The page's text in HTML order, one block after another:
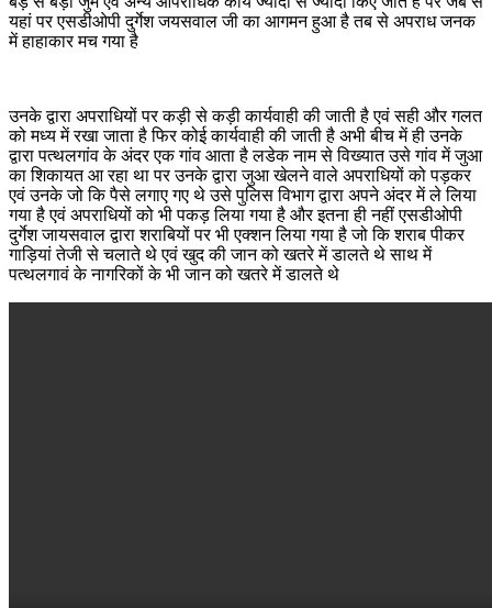
यहां पर एसडीओपी दुर्गेश जयसवाल जी का आगमन हुआ है तब से अपराध जनक
में हाहाकार मच गया है ‌
उनके द्वारा अपराधियों पर कड़ी से कड़ी कार्यवाही की जाती है एवं सही और गलत
को मध्य में रखा जाता है फिर कोई कार्यवाही की जाती है अभी बीच में ही उनके
द्वारा पत्थलगांव के अंदर एक गांव आता है लडेक नाम से विख्यात उसे गांव में जुआ
का शिकायत आ रहा था पर उनके द्वारा जुआ खेलने वाले अपराधियों को पड़कर
एवं उनके जो कि पैसे लगाए गए थे उसे पुलिस विभाग द्वारा अपने अंदर में ले लिया
गया है एवं अपराधियों को भी पकड़ लिया गया है और इतना ही नहीं एसडीओपी
दुर्गेश जायसवाल द्वारा शराबियों पर भी एक्शन लिया गया है जो कि शराब पीकर
गाड़ियां तेजी से चलाते थे एवं खुद की जान को खतरे में डालते थे साथ में
पत्थलगावं के नागरिकों के भी जान को खतरे में डालते थे